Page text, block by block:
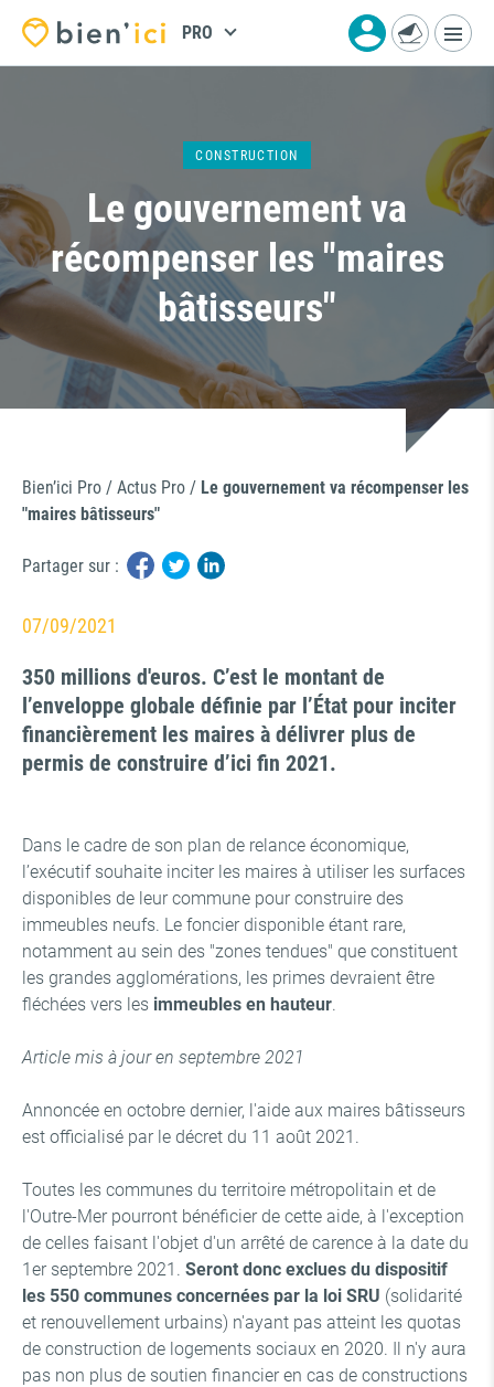
PRO
CONSTRUCTION
Le gouvernement va
récompenser les "maires
bâtisseurs"
Bien’ici Pro / Actus Pro / Le gouvernement va récompenser les
"maires bâtisseurs"
Partager sur :
07/09/2021
350 millions d'euros. C’est le montant de
l’enveloppe globale définie par l’État pour inciter
financièrement les maires à délivrer plus de
permis de construire d’ici fin 2021.
Dans le cadre de son plan de relance économique,
l’exécutif souhaite inciter les maires à utiliser les surfaces
disponibles de leur commune pour construire des
immeubles neufs. Le foncier disponible étant rare,
notamment au sein des "zones tendues" que constituent
les grandes agglomérations, les primes devraient être
fléchées vers les immeubles en hauteur.
Article mis à jour en septembre 2021
Annoncée en octobre dernier, l'aide aux maires bâtisseurs
est officialisé par le décret du 11 août 2021.
Toutes les communes du territoire métropolitain et de
l'Outre-Mer pourront bénéficier de cette aide, à l'exception
de celles faisant l'objet d'un arrêté de carence à la date du
1er septembre 2021. Seront donc exclues du dispositif
les 550 communes concernées par la loi SRU (solidarité
et renouvellement urbains) n'ayant pas atteint les quotas
de construction de logements sociaux en 2020. Il n'y aura
pas non plus de soutien financier en cas de constructions